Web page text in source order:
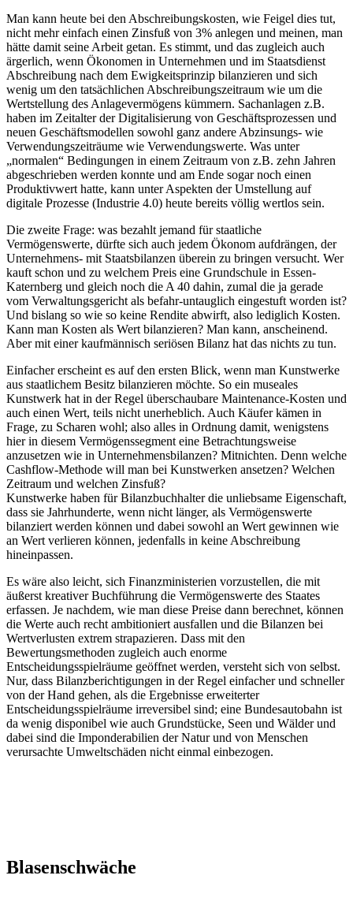
Man kann heute bei den Abschreibungskosten, wie Feigel dies tut,
nicht mehr einfach einen Zinsfuß von 3% anlegen und meinen, man
hätte damit seine Arbeit getan. Es stimmt, und das zugleich auch
ärgerlich, wenn Ökonomen in Unternehmen und im Staatsdienst
Abschreibung nach dem Ewigkeitsprinzip bilanzieren und sich
wenig um den tatsächlichen Abschreibungszeitraum wie um die
Wertstellung des Anlagevermögens kümmern. Sachanlagen z.B.
haben im Zeitalter der Digitalisierung von Geschäftsprozessen und
neuen Geschäftsmodellen sowohl ganz andere Abzinsungs- wie
Verwendungszeiträume wie Verwendungswerte. Was unter
„normalen“ Bedingungen in einem Zeitraum von z.B. zehn Jahren
abgeschrieben werden konnte und am Ende sogar noch einen
Produktivwert hatte, kann unter Aspekten der Umstellung auf
digitale Prozesse (Industrie 4.0) heute bereits völlig wertlos sein.
Die zweite Frage: was bezahlt jemand für staatliche
Vermögenswerte, dürfte sich auch jedem Ökonom aufdrängen, der
Unternehmens- mit Staatsbilanzen überein zu bringen versucht. Wer
kauft schon und zu welchem Preis eine Grundschule in Essen-
Katernberg und gleich noch die A 40 dahin, zumal die ja gerade
vom Verwaltungsgericht als befahr-untauglich eingestuft worden ist?
Und bislang so wie so keine Rendite abwirft, also lediglich Kosten.
Kann man Kosten als Wert bilanzieren? Man kann, anscheinend.
Aber mit einer kaufmännisch seriösen Bilanz hat das nichts zu tun.
Einfacher erscheint es auf den ersten Blick, wenn man Kunstwerke
aus staatlichem Besitz bilanzieren möchte. So ein museales
Kunstwerk hat in der Regel überschaubare Maintenance-Kosten und
auch einen Wert, teils nicht unerheblich. Auch Käufer kämen in
Frage, zu Scharen wohl; also alles in Ordnung damit, wenigstens
hier in diesem Vermögenssegment eine Betrachtungsweise
anzusetzen wie in Unternehmensbilanzen? Mitnichten. Denn welche
Cashflow-Methode will man bei Kunstwerken ansetzen? Welchen
Zeitraum und welchen Zinsfuß?
Kunstwerke haben für Bilanzbuchhalter die unliebsame Eigenschaft,
dass sie Jahrhunderte, wenn nicht länger, als Vermögenswerte
bilanziert werden können und dabei sowohl an Wert gewinnen wie
an Wert verlieren können, jedenfalls in keine Abschreibung
hineinpassen.
Es wäre also leicht, sich Finanzministerien vorzustellen, die mit
äußerst kreativer Buchführung die Vermögenswerte des Staates
erfassen. Je nachdem, wie man diese Preise dann berechnet, können
die Werte auch recht ambitioniert ausfallen und die Bilanzen bei
Wertverlusten extrem strapazieren. Dass mit den
Bewertungsmethoden zugleich auch enorme
Entscheidungsspielräume geöffnet werden, versteht sich von selbst.
Nur, dass Bilanzberichtigungen in der Regel einfacher und schneller
von der Hand gehen, als die Ergebnisse erweiterter
Entscheidungsspielräume irreversibel sind; eine Bundesautobahn ist
da wenig disponibel wie auch Grundstücke, Seen und Wälder und
dabei sind die Imponderabilien der Natur und von Menschen
verursachte Umweltschäden nicht einmal einbezogen.
Blasenschwäche